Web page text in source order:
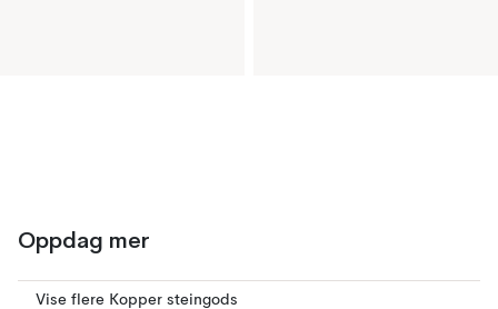
Oppdag mer
Vise flere Kopper steingods